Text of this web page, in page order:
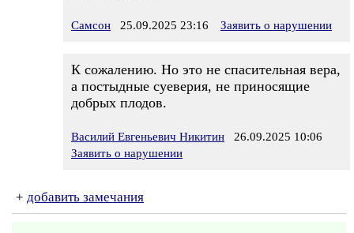
Самсон 25.09.2025 23:16 Заявить о нарушении
К сожалению. Но это не спасительная вера,
а постыдные суеверия, не приносящие
добрых плодов.
Василий Евгеньевич Никитин 26.09.2025 10:06
Заявить о нарушении
+ добавить замечания